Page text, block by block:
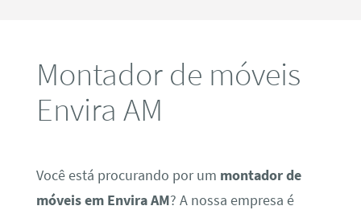
Montador de móveis
Envira AM
Você está procurando por um montador de
móveis em Envira AM? A nossa empresa é